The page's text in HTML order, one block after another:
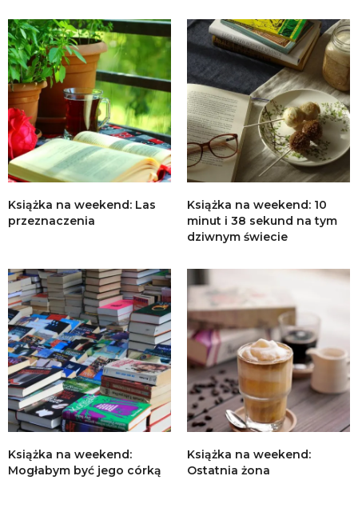
Książka na weekend: Las
przeznaczenia
Książka na weekend: 10
minut i 38 sekund na tym
dziwnym świecie
Książka na weekend:
Mogłabym być jego córką
Książka na weekend:
Ostatnia żona